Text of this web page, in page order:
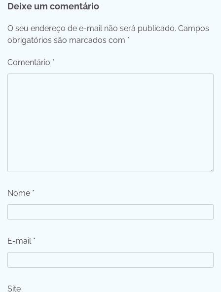
Deixe um comentário
O seu endereço de e-mail não será publicado. Campos
obrigatórios são marcados com *
Comentário *
Nome *
E-mail *
Site